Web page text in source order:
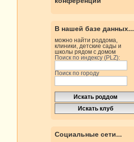
В нашей базе данных...
можно найти роддома,
клиники, детские сады и
школы рядом с домом
Поиск по индексу (PLZ):
Поиск по городу
Социальные сети...